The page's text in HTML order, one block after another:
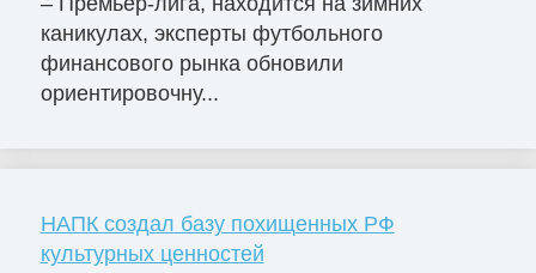
каникулах, эксперты футбольного
финансового рынка обновили
ориентировочну...
НАПК создал базу похищенных РФ
культурных ценностей